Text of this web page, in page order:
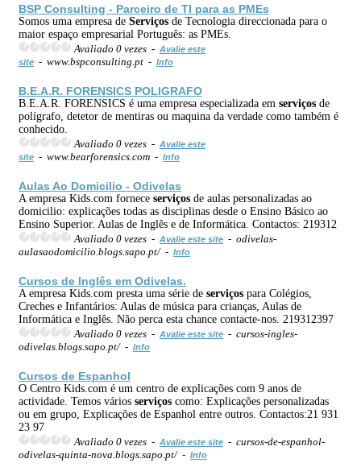
BSP Consulting - Parceiro de TI para as PMEs
Somos uma empresa de Serviços de Tecnologia direccionada para o
maior espaço empresarial Português: as PMEs.
Avaliado 0 vezes - Avalie este
site - www.bspconsulting.pt - Info
B.E.A.R. FORENSICS POLIGRAFO
B.E.A.R. FORENSICS é uma empresa especializada em serviços de
polígrafo, detetor de mentiras ou maquina da verdade como também é
conhecido.
Avaliado 0 vezes - Avalie este
site - www.bearforensics.com - Info
Aulas Ao Domicilio - Odivelas
A empresa Kids.com fornece serviços de aulas personalizadas ao
domicilio: explicações todas as disciplinas desde o Ensino Básico ao
Ensino Superior. Aulas de Inglês e de Informática. Contactos: 219312
Avaliado 0 vezes - Avalie este site - odivelas-
aulasaodomicilio.blogs.sapo.pt/ - Info
Cursos de Inglês em Odivelas.
A empresa Kids.com presta uma série de serviços para Colégios,
Creches e Infantários: Aulas de música para crianças, Aulas de
Informática e Inglês. Não perca esta chance contacte-nos. 219312397
Avaliado 0 vezes - Avalie este site - cursos-ingles-
odivelas.blogs.sapo.pt/ - Info
Cursos de Espanhol
O Centro Kids.com é um centro de explicações com 9 anos de
actividade. Temos vários serviços como: Explicações personalizadas
ou em grupo, Explicações de Espanhol entre outros. Contactos:21 931
23 97
Avaliado 0 vezes - Avalie este site - cursos-de-espanhol-
odivelas-quinta-nova.blogs.sapo.pt/ - Info